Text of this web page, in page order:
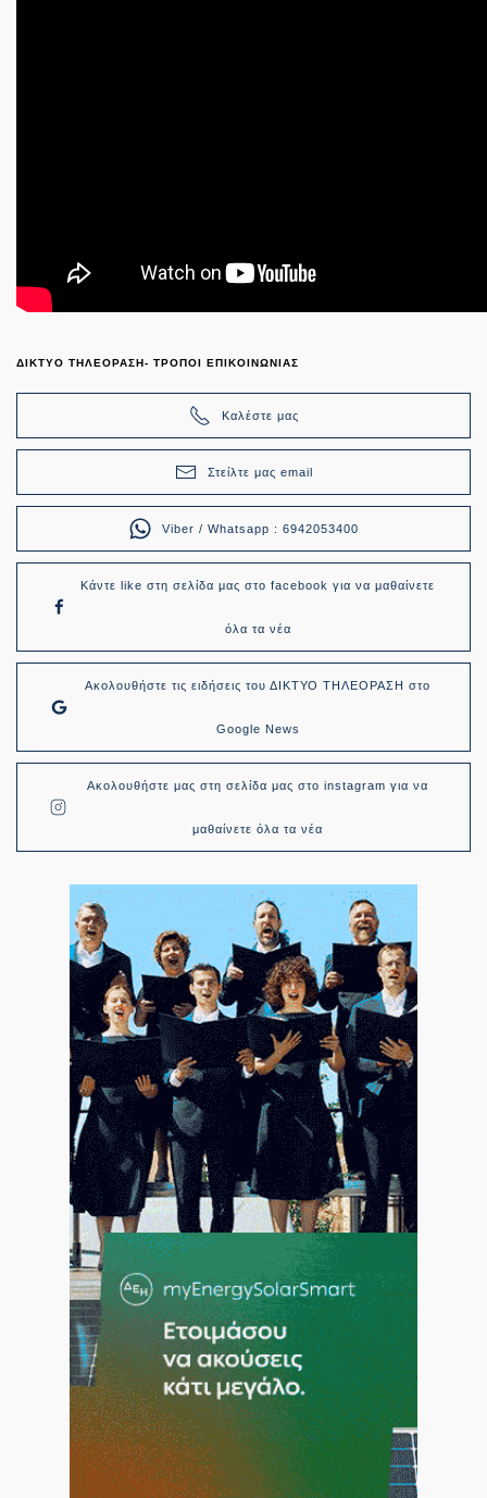
ΔΙΚΤΥΟ ΤΗΛΕΟΡΑΣΗ- ΤΡΟΠΟΙ ΕΠΙΚΟΙΝΩΝΙΑΣ
Καλέστε μας
Στείλτε μας email
Viber / Whatsapp : 6942053400
Κάντε like στη σελίδα μας στο facebook για να μαθαίνετε
όλα τα νέα
Ακολουθήστε τις ειδήσεις του ΔΙΚΤΥΟ ΤΗΛΕΟΡΑΣΗ στο
Google News
Ακολουθήστε μας στη σελίδα μας στο instagram για να
μαθαίνετε όλα τα νέα